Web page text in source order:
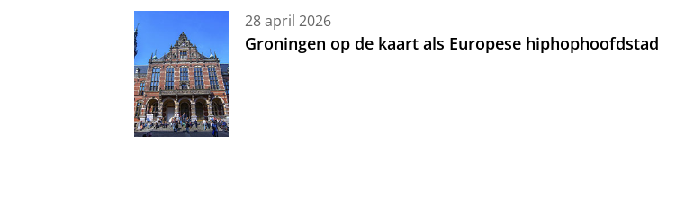
28 april 2026
Groningen op de kaart als Europese hiphophoofdstad